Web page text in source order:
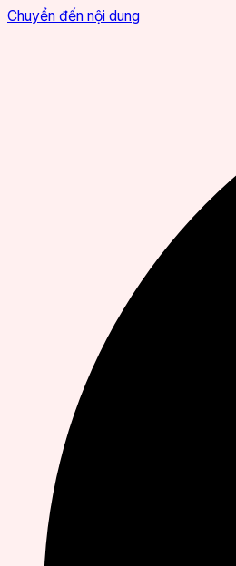
Chuyển đến nội dung